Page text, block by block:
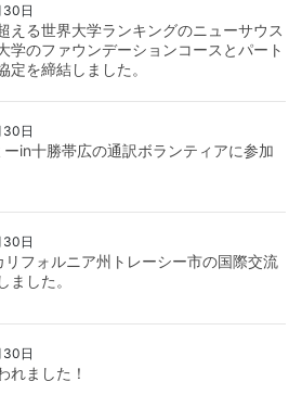
30日
える世界大学ランキングのニューサウス
学のファウンデーションコースとパート
定を締結しました。
30日
in十勝帯広の通訳ボランティアに参加
30日
フォルニア州トレーシー市の国際交流
ました。
30日
れました！